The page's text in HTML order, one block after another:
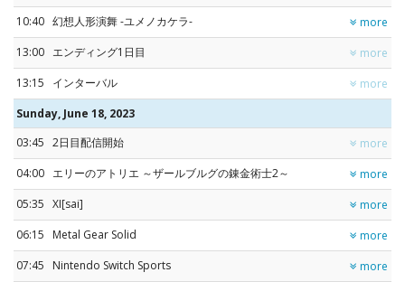
10:40 幻想人形演舞 -ユメノカケラ-
more
13:00 エンディング1日目
more
13:15
インターバル
more
Sunday, June 18, 2023
03:45 2日目配信開始
more
04:00 エリーのアトリエ ～ザールブルグの錬金術士2～
more
05:35 XI[sai]
more
06:15
Metal Gear Solid
more
07:45
Nintendo Switch Sports more